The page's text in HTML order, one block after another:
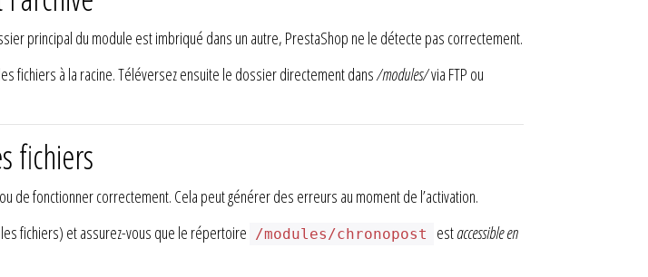
principal du module est imbriqué dans un autre, PrestaShop ne le détecte pas correctement.
fichiers à la racine. Téléversez ensuite le dossier directement dans/modules/via FTP ou
fichiers
de fonctionner correctement. Cela peut générer des erreurs au moment de l’activation.
fichiers) et assurez-vous que le répertoire /modules/chronopost estaccessible en